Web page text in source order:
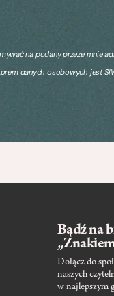
na podany przeze mnie
danych osobowych jest
Bądź na
Dołącz do
naszych
w najlepszym